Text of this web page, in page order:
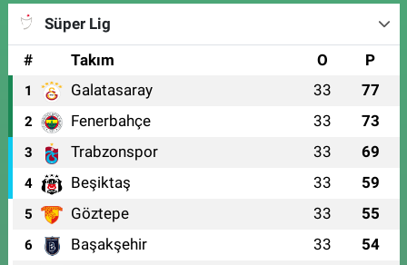
Süper Lig
#
Takım O P
1 Galatasaray 33 77
2 Fenerbahçe 33 73
3 Trabzonspor 33 69
4 Beşiktaş 33 59
5 Göztepe 33 55
6 Başakşehir 33 54